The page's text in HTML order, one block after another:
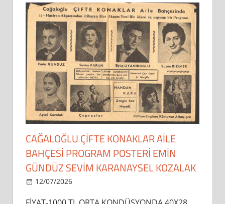
CAĞALOĞLU ÇİFTE KONAKLAR AİLE
BAHÇESİ PROGRAM POSTERİ EMİN
GÜNDÜZ SEVİM KARANAYSEL KOZALAK
12/07/2026